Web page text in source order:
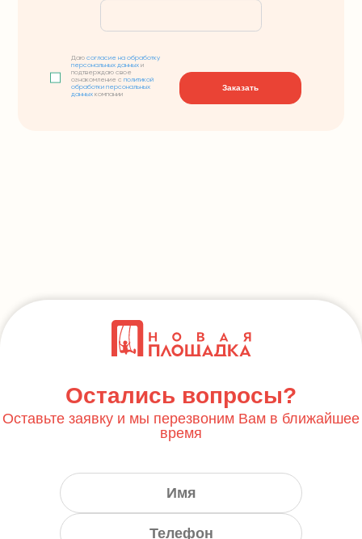
Даюсогласие на обработку
персональных данных и
подтверждаю свое
ознакомление сполитикой
обработки персональных
данных компании
Заказать
Остались вопросы?
Оставьте заявку и мы перезвоним Вам в ближайшее
время